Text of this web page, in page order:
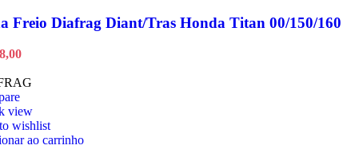
Freio Diafrag Diant/Tras Honda Titan 00/150/160
view
wishlist
ao carrinho